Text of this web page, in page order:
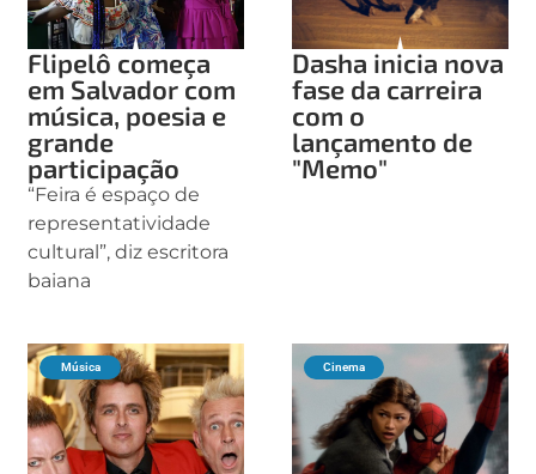
Flipelô começa
em Salvador com
música, poesia e
grande
participação
“Feira é espaço de
representatividade
cultural”, diz escritora
baiana
Dasha inicia nova
fase da carreira
com o
lançamento de
"Memo"
Música Cinema